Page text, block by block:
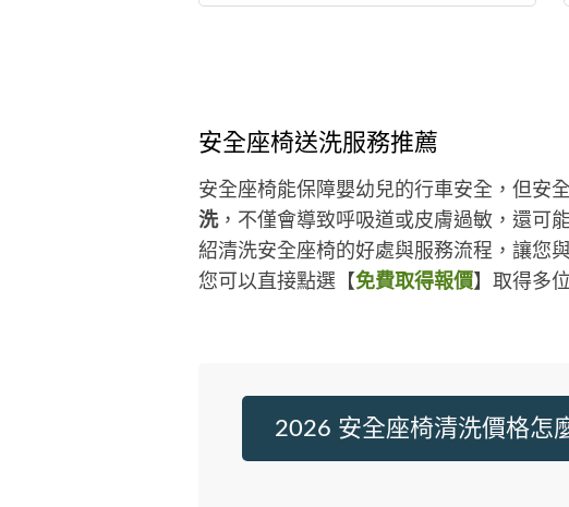
安全座椅送洗服務推薦
安全座椅能保障嬰幼兒的行車安全，但安
洗，不僅會導致呼吸道或皮膚過敏，還可
紹清洗安全座椅的好處與服務流程，讓您
您可以直接點選【免費取得報價】取得多
2026 安全座椅清洗價格怎